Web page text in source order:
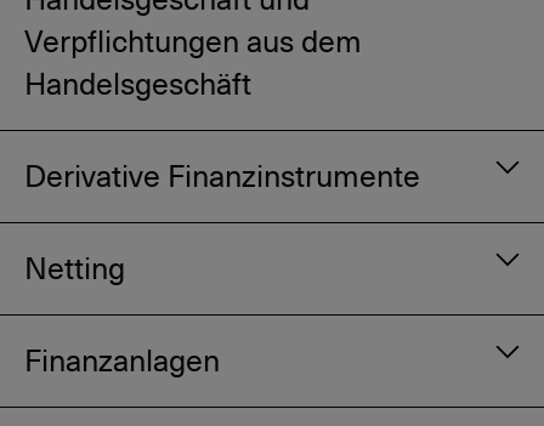
Verpflichtungen aus dem
Handelsgeschäft
Derivative Finanzinstrumente
Netting
Finanzanlagen